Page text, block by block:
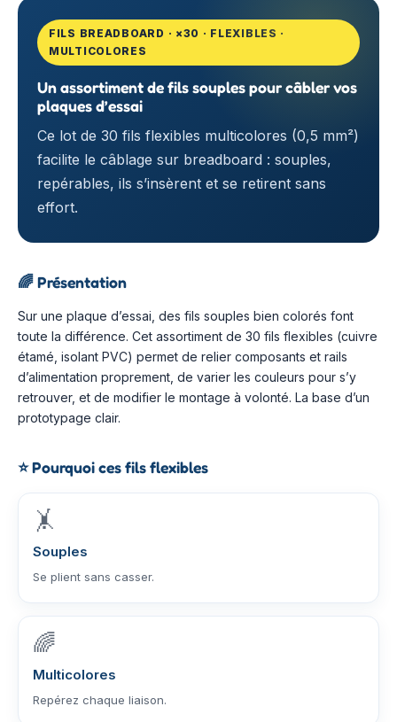
FILS BREADBOARD · ×30 · FLEXIBLES ·
MULTICOLORES
Un assortiment de fils souples pour câbler vos
plaques d’essai
Ce lot de 30 fils flexibles multicolores (0,5 mm²)
facilite le câblage sur breadboard : souples,
repérables, ils s’insèrent et se retirent sans
effort.
🌈Présentation
Sur une plaque d’essai, des fils souples bien colorés font
toute la différence. Cet assortiment de 30 fils flexibles (cuivre
étamé, isolant PVC) permet de relier composants et rails
d’alimentation proprement, de varier les couleurs pour s’y
retrouver, et de modifier le montage à volonté. La base d’un
prototypage clair.
⭐Pourquoi ces fils flexibles
🤸
Souples
Se plient sans casser.
🌈
Multicolores
Repérez chaque liaison.